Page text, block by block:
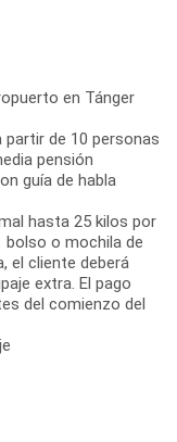
en Tánger
partir de 10 personas
pensión
guía de habla
hasta 25 kilos por
bolso o mochila de
el cliente deberá
extra. El pago
del comienzo del